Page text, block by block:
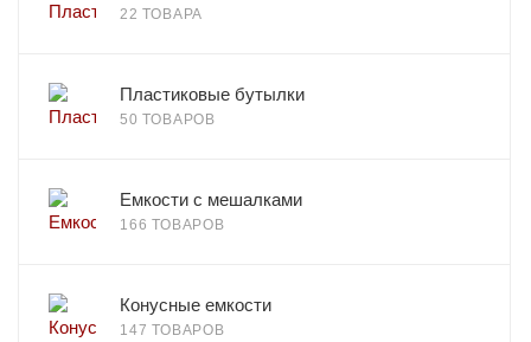
22 ТОВАРА
Пластиковые бутылки
50 ТОВАРОВ
Емкости с мешалками
166 ТОВАРОВ
Конусные емкости
147 ТОВАРОВ